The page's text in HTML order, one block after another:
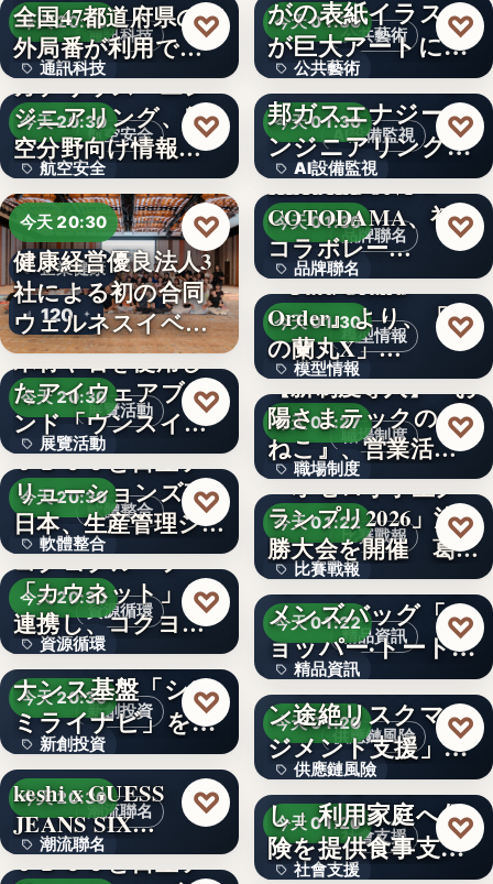
1,408
通訊科技
今天 20:30
通訊科技
47
全国47都道府県の市
外局番が利用でき
る…
♡
航空安全
今天 20:30
航空安全
497
ガデリウス・エン
ジニアリング、航
空分野向け情報サ
イト「…
♡
今天 20:30
企業健康
120
健康経営優良法人3
社による初の合同
ウェルネスイベン
ト開催
♡
展覽活動
今天 20:30
展覽活動
50
木材や石を使用し
たアイウェアブラ
ンド「ウンスイキ
ョウ」の…
♡
軟體整合
今天 20:30
軟體整合
670
ＪＢＣＣと日立ソ
リューションズ東
日本、生産管理シ
ステム「…
♡
資源循環
今天 20:30
資源循環
50%
コクヨグループ
「カウネット」と
連携し、コクヨグ
ループで排…
♡
新創投資
今天 20:30
新創投資
文字
CINCA、対話ガバ
ナンス基盤「シン
ミライナビ」を開
発す…
♡
潮流聯名
今天 20:30
潮流聯名
keshi x GUESS
JEANS SIX…
♡
ＪＢＣＣと日立ソ
文字
公共藝術
今天 01:30
公共藝術
文字
がの表紙イラスト
が巨大アートに！
佐賀駅の…
♡
AI設備監視
今天 01:30
AI設備監視
文字
Ｈｍｃｏｍｍ、東
邦ガスエナジーエ
ンジニアリングへ
の異常音…
♡
品牌聯名
今天 01:30
品牌聯名
20台
HERALBONY ×
COTODAMA、初の
コラボレー…
♡
模型情報
今天 01:30
模型情報
26,180円
『Fate/Grand
Order』より、「謎
の蘭丸X」…
♡
職場制度
今天 01:27
職場制度
3,000万円
【新制度導入】『お
陽さまテックのえ
ねこ』、営業活動
に専念…
♡
比賽戰報
今天 01:22
比賽戰報
439
「オセロ小学生グ
ランプリ2026」決
勝大会を開催 葛
原…
♡
精品資訊
今天 01:22
精品資訊
文字
【ルイ·ヴィトン】
メンズバッグ「シ
ョッパー·トート」
の新…
♡
供應鏈風險
今天 01:20
供應鏈風險
文字
「サプライチェー
ン途絶リスクマネ
ジメント支援」の
第三弾と…
♡
社會支援
今天 01:20
社會支援
「こどもごちめ
し」利用家庭へ保
険を提供食事支援
♡